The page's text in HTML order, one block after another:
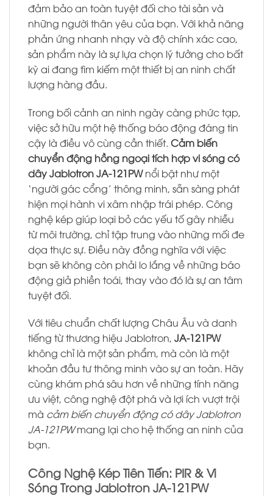
đảm bảo an toàn tuyệt đối cho tài sản và
những người thân yêu của bạn. Với khả năng
phản ứng nhanh nhạy và độ chính xác cao,
sản phẩm này là sự lựa chọn lý tưởng cho bất
kỳ ai đang tìm kiếm một thiết bị an ninh chất
lượng hàng đầu.
Trong bối cảnh an ninh ngày càng phức tạp,
việc sở hữu một hệ thống báo động đáng tin
cậy là điều vô cùng cần thiết. Cảm biến
chuyển động hồng ngoại tích hợp vi sóng có
dây Jablotron JA-121PWnổi bật như một
‘người gác cổng’ thông minh, sẵn sàng phát
hiện mọi hành vi xâm nhập trái phép. Công
nghệ kép giúp loại bỏ các yếu tố gây nhiễu
từ môi trường, chỉ tập trung vào những mối đe
dọa thực sự. Điều này đồng nghĩa với việc
bạn sẽ không còn phải lo lắng về những báo
động giả phiền toái, thay vào đó là sự an tâm
tuyệt đối.
Với tiêu chuẩn chất lượng Châu Âu và danh
tiếng từ thương hiệu Jablotron, JA-121PW
không chỉ là một sản phẩm, mà còn là một
khoản đầu tư thông minh vào sự an toàn. Hãy
cùng khám phá sâu hơn về những tính năng
ưu việt, công nghệ đột phá và lợi ích vượt trội
mà cảm biến chuyển động có dây Jablotron
JA-121PWmang lại cho hệ thống an ninh của
bạn.
Công Nghệ Kép Tiên Tiến: PIR & Vi
Sóng Trong Jablotron JA-121PW